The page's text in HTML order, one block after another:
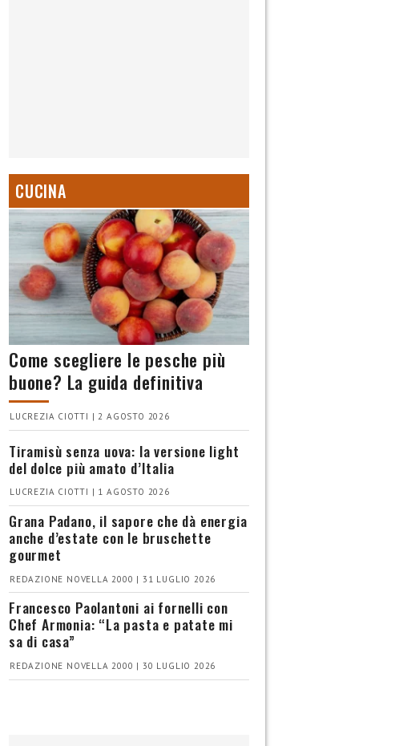
CUCINA
Come scegliere le pesche più
buone? La guida definitiva
LUCREZIA CIOTTI | 2 AGOSTO 2026
Tiramisù senza uova: la versione light
del dolce più amato d’Italia
LUCREZIA CIOTTI | 1 AGOSTO 2026
Grana Padano, il sapore che dà energia
anche d’estate con le bruschette
gourmet
REDAZIONE NOVELLA 2000 | 31 LUGLIO 2026
Francesco Paolantoni ai fornelli con
Chef Armonia: “La pasta e patate mi
sa di casa”
REDAZIONE NOVELLA 2000 | 30 LUGLIO 2026